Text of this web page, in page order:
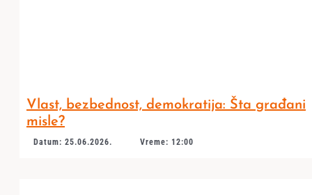
Vlast, bezbednost, demokratija: Šta građani
misle?
Datum: 25.06.2026. Vreme: 12:00